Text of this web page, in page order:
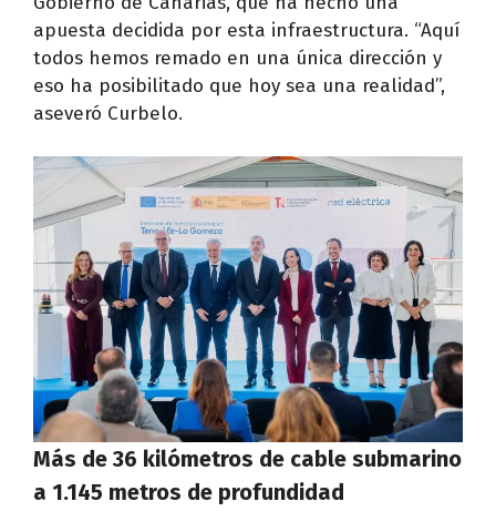
apuesta decidida por esta infraestructura. “Aquí
todos hemos remado en una única dirección y
eso ha posibilitado que hoy sea una realidad”,
aseveró Curbelo.
Más de 36 kilómetros de cable submarino
a 1.145 metros de profundidad